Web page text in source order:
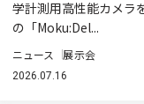
学計測用高性能カメ
の「Moku:Del...
ニュース 展示会
2026.07.16